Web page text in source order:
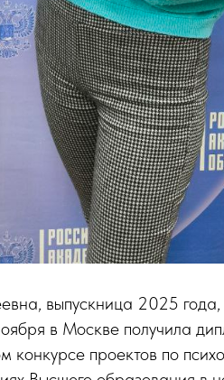
выпускница 2025 года,
в Москве получила
конкурсе проектов по